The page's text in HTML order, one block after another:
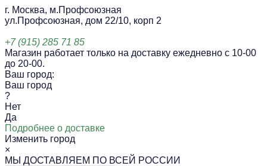
г. Москва, м.Профсоюзная
ул.Профсоюзная, дом 22/10, корп 2
+7 (915) 285 71 85
Магазин работает только на доставку ежедневно с 10-00
до 20-00.
Ваш город:
Ваш город
?
Нет
Да
Подробнее о доставке
Изменить город
×
МЫ ДОСТАВЛЯЕМ ПО ВСЕЙ РОССИИ